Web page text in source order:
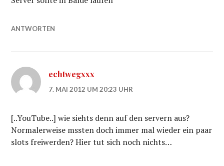
ANTWORTEN
echtwegxxx
7. MAI 2012 UM 20:23 UHR
[..YouTube..] wie siehts denn auf den servern aus?
Normalerweise mssten doch immer mal wieder ein paar
slots freiwerden? Hier tut sich noch nichts…